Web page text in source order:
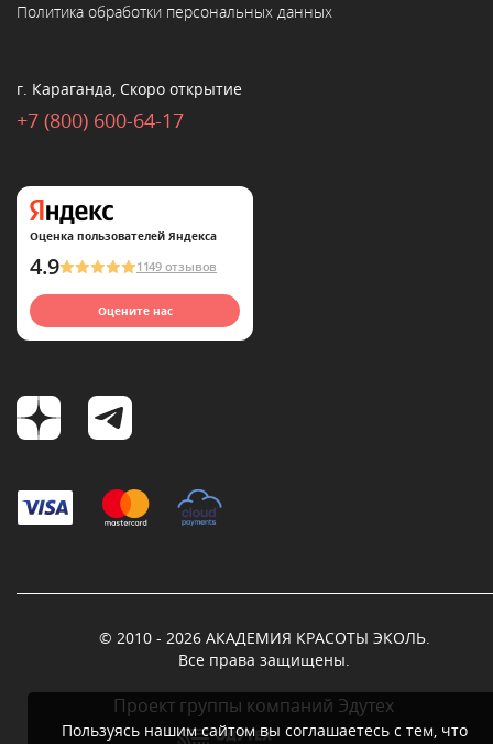
Политика обработки персональных данных
г. Караганда, Скоро открытие
+7 (800) 600-64-17
Оценка пользователей Яндекса
4.9 1149 отзывов
Оцените нас
© 2010 - 2026 АКАДЕМИЯ КРАСОТЫ ЭКОЛЬ.
Все права защищены.
Проект группы компаний Эдутех
Пользуясь нашим сайтом вы соглашаетесь с тем, что